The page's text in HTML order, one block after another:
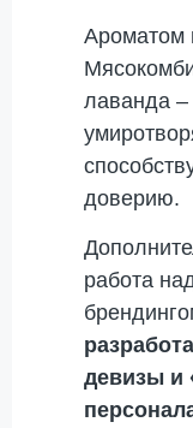
Ароматом
лаванда
доверию.
работа
девизы и